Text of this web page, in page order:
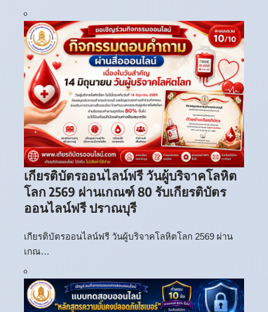
เกียรติบัตรออนไลน์ฟรี วันผู้บริจาคโลหิต
โลก 2569 ผ่านเกณฑ์ 80 รับเกียรติบัตร
ออนไลน์ฟรี ปราณบุรี
เกียรติบัตรออนไลน์ฟรี วันผู้บริจาคโลหิตโลก 2569 ผ่าน
เกณ…